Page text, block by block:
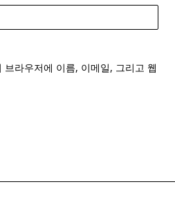
라우저에 이름, 이메일, 그리고 웹